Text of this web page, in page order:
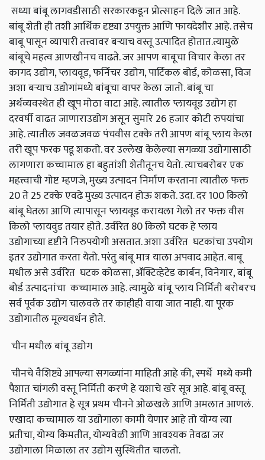
सध्या बांबू लागवडीसाठी सरकारकडून प्रोत्साहन दिले जात आहे.
बांबू शेती ही तशी आर्थिक दृष्ट्या उपयुक्त आणि फायदेशीर आहे. तसेच
बाबू पासून व्यापारी तत्त्वावर बऱ्याच वस्तू उत्पादित होतात.त्यामुळे
बांबूचे महत्व आणखीनच वाढते. जर आपण बाबूचा विचार केला तर
कागद उद्योग, प्लायवूड, फर्निचर उद्योग, पार्टिकल बोर्ड, कोळसा, विज
अशा बऱ्याच उद्योगांमध्ये बांबूचा वापर केला जातो. बांबू चा
अर्थव्यवस्थेत ही खूप मोठा वाटा आहे. त्यातील प्लायवूड उद्योग हा
दरवर्षी वाढत जाणाराउद्योग असून सुमारे 26 हजार कोटी रुपयांचा
आहे. त्यातील जवळजवळ पंचवीस टक्के तरी आपण बांबू प्लाय केला
तरी खूप फरक पडू शकतो. वर उल्लेख केलेल्या सगळ्या उद्योगासाठी
लागणारा कच्चामाल हा बहुतांशी शेतीतूनच येतो. त्याचबरोबर एक
महत्त्वाची गोष्ट म्हणजे, मुख्य उत्पादन निर्माण करताना त्यातील फक्त
20 ते 25 टक्के एवढे मुख्य उत्पादन होऊ शकते. उदा. दर 100 किलो
बांबू घेतला आणि त्यापासून प्लायवूड करायला गेलो तर फक्त वीस
किलो प्लायवुड तयार होते. उर्वरित 80 किलो घटक हे प्लाय
उद्योगाच्या दृष्टीने निरुपयोगी असतात. अशा उर्वरित घटकांचा उपयोग
इतर उद्योगात करता येतो. परंतु बांबू मात्र याला अपवाद आहेत. बाबू
मधील असे उर्वरित घटक कोळसा, ॲक्टिव्हेटेड कार्बन, विनेगार, बांबू
बोर्ड उत्पादनांचा कच्चामाल आहे. त्यामुळे बांबू प्लाय निर्मिती बरोबरच
सर्व पूर्वक उद्योग चालवले तर काहीही वाया जात नाही. या पूरक
उद्योगातील मूल्यवर्धन होते.
चीन मधील बांबू उद्योग
चीनचे वैशिष्ट्ये आपल्या सगळ्यांना माहिती आहे की, स्पर्धे मध्ये कमी
पैशात चांगली वस्तू निर्मिती करणे हे यशाचे खरे सूत्र आहे. बांबू वस्तू
निर्मिती उद्योगात हे सूत्र प्रथम चीनने ओळखले आणि अमलात आणलं.
एखादा कच्चामाल या उद्योगाला कामी येणार आहे तो योग्य त्या
प्रतीचा, योग्य किमतीत, योग्यवेळी आणि आवश्यक तेवढा जर
उद्योगाला मिळाला तर उद्योग सुस्थितीत चालतो.